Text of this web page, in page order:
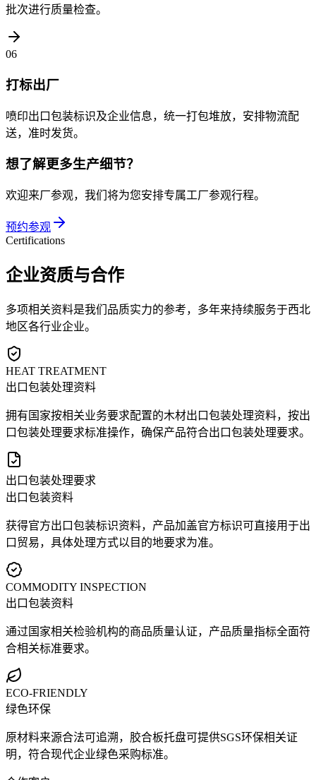
批次进行质量检查。
06
打标出厂
喷印出口包装标识及企业信息，统一打包堆放，安排物流配
送，准时发货。
想了解更多生产细节？
欢迎来厂参观，我们将为您安排专属工厂参观行程。
预约参观
Certifications
企业资质与合作
多项相关资料是我们品质实力的参考，多年来持续服务于西北
地区各行业企业。
HEAT TREATMENT
出口包装处理资料
拥有国家按相关业务要求配置的木材出口包装处理资料，按出
口包装处理要求标准操作，确保产品符合出口包装处理要求。
出口包装处理要求
出口包装资料
获得官方出口包装标识资料，产品加盖官方标识可直接用于出
口贸易，具体处理方式以目的地要求为准。
COMMODITY INSPECTION
出口包装资料
通过国家相关检验机构的商品质量认证，产品质量指标全面符
合相关标准要求。
ECO-FRIENDLY
绿色环保
原材料来源合法可追溯，胶合板托盘可提供SGS环保相关证
明，符合现代企业绿色采购标准。